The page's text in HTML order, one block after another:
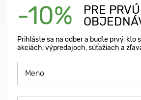
-10%
PRE PRVÚ
Prihláste sa na odber a buďte prvý, kto
akciách, výpredajoch, súťažiach a